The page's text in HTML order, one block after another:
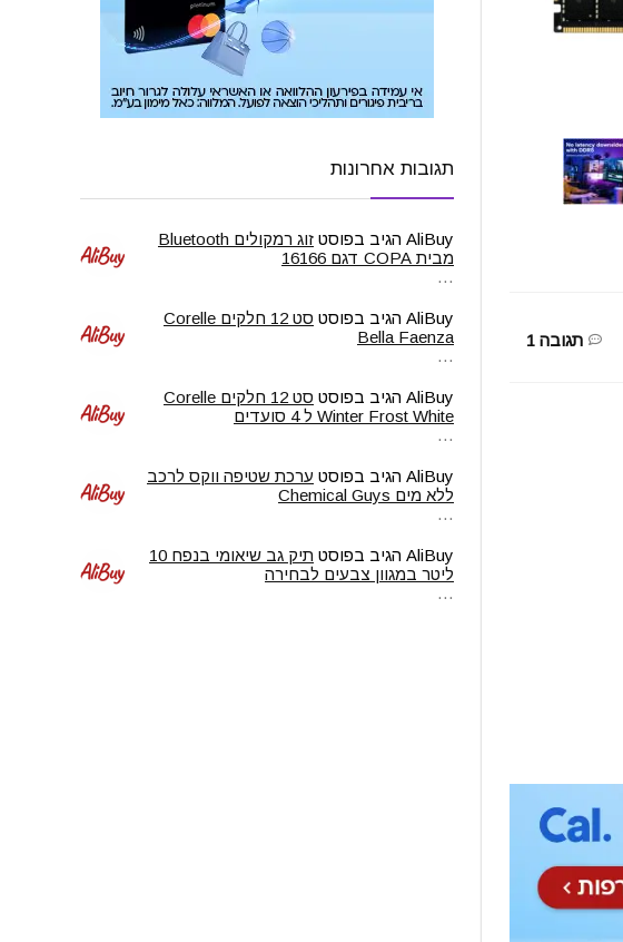
תגובה 1
תגובות אחרונות
AliBuy הגיב בפוסט
זוג רמקולים Bluetooth
מבית COPA דגם 16166
…
AliBuy הגיב בפוסט
סט 12 חלקים Corelle
Bella Faenza
…
AliBuy הגיב בפוסט
סט 12 חלקים Corelle
Winter Frost White ל 4 סועדים
…
AliBuy הגיב בפוסט ערכת שטיפה ווקס לרכב
ללא מים Chemical Guys
…
AliBuy הגיב בפוסט
תיק גב שיאומי בנפח 10
ליטר במגוון צבעים לבחירה
…